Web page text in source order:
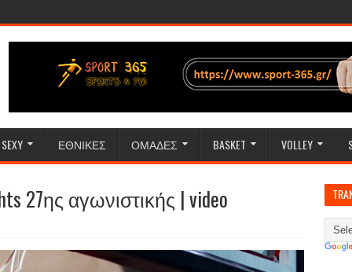
SEXY ΕΘΝΙΚΕΣ ΟΜΑΔΕΣ BASKET VOLLEY
27ης αγωνιστικής | video